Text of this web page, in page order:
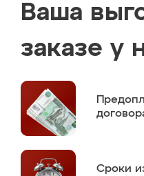
Ваша
заказе у
Сроки